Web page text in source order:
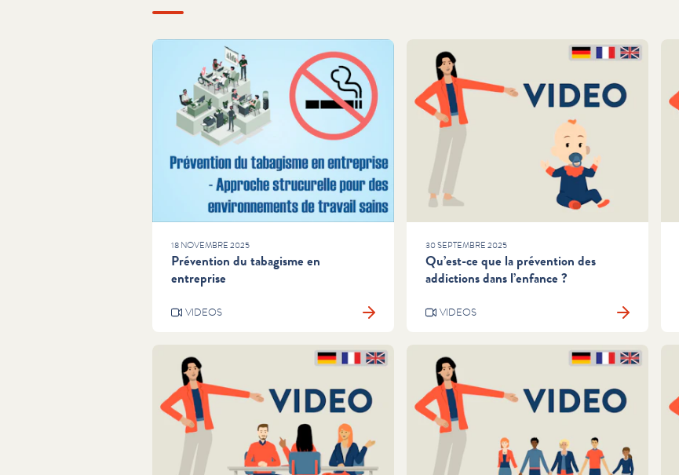
18 NOVEMBRE 2025
Prévention du tabagisme en
entreprise
VIDEOS
30 SEPTEMBRE 2025
Qu’est-ce que la prévention des
addictions dans l’enfance ?
VIDEOS